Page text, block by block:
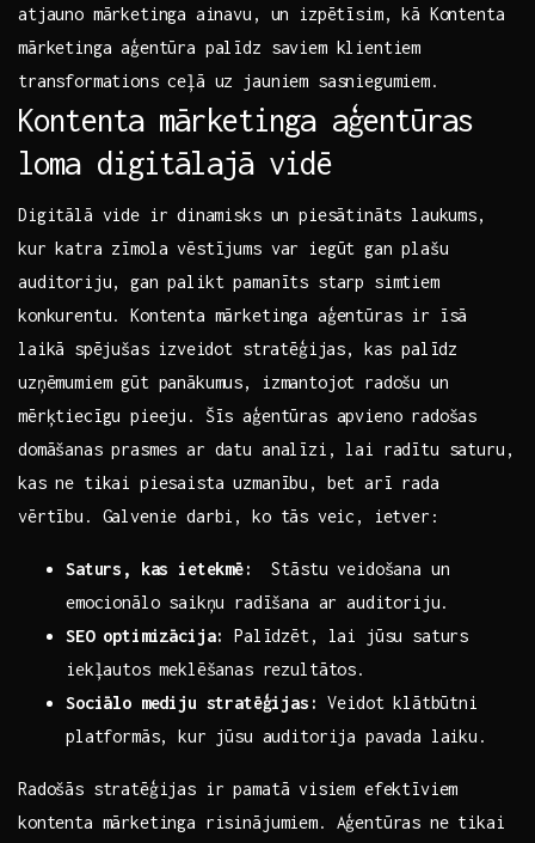
atjauno mārketinga ⁢ainavu, un izpētīsim, kā Kontenta⁢
mārketinga‌ aģentūra palīdz saviem ‌klientiem
transformations ceļā uz jauniem sasniegumiem.
Kontenta ‌mārketinga aģentūras
loma digitālajā ‌vidē
Digitālā vide ir ⁤dinamisks ‍un piesātināts laukums,
kur katra zīmola vēstījums var iegūt gan plašu
auditoriju, gan palikt pamanīts starp simtiem
konkurentu. Kontenta mārketinga aģentūras ir īsā
laikā ⁤spējušas ⁣izveidot stratēģijas, kas palīdz
uzņēmumiem ​gūt panākumus, izmantojot radošu un
mērķtiecīgu pieeju. Šīs‍ aģentūras apvieno radošas
domāšanas prasmes ar datu analīzi, lai radītu saturu,
kas‍ ne tikai piesaista uzmanību, bet arī rada
vērtību. Galvenie darbi, ko tās⁣ veic, ietver:
Saturs, kas ietekmē:
‌ Stāstu veidošana un⁣
emocionālo saikņu radīšana⁤ ar‌ auditoriju.
SEO optimizācija:
Palīdzēt, lai jūsu saturs
‌iekļautos meklēšanas rezultātos.
Sociālo‌ mediju stratēģijas: ⁣Veidot klātbūtni⁢
platformās, kur jūsu auditorija ‍pavada laiku.
Radošās ‍stratēģijas ‌ir pamatā⁤ visiem efektīviem
kontenta mārketinga risinājumiem. Aģentūras ne tikai⁤